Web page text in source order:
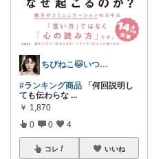
ちびねこ🐱いつもありがとう🙏
#ランキング商品 「何回説明し
ても伝わらな ...
￥ 1,870
0 0 4
コレ いいね